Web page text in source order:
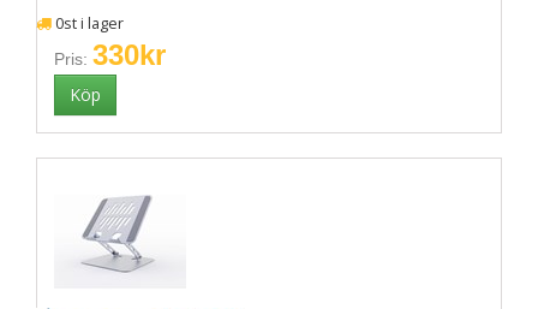
0st i lager
Pris: 330kr